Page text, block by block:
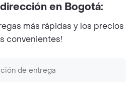
Empanadas
en Bogotá:
más rápidas y los precios
convenientes!